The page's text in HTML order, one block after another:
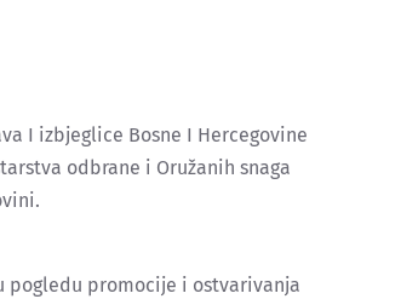
I izbjeglice Bosne I Hercegovine
odbrane i Oružanih snaga
promocije i ostvarivanja